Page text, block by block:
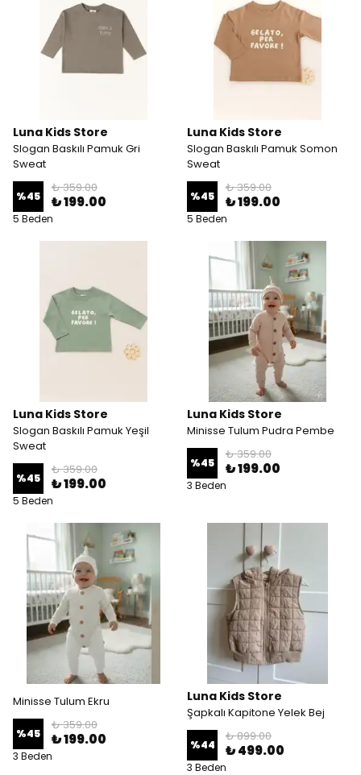
Luna Kids Store
Slogan Baskılı Pamuk Gri
Sweat
%45
₺ 359.00
₺ 199.00
5 Beden
Luna Kids Store
Slogan Baskılı Pamuk Somon
Sweat
%45
₺ 359.00
₺ 199.00
5 Beden
Luna Kids Store
Slogan Baskılı Pamuk Yeşil
Sweat
%45
₺ 359.00
₺ 199.00
5 Beden
Luna Kids Store
Minisse Tulum Pudra Pembe
%45
₺ 359.00
₺ 199.00
3 Beden
Minisse Tulum Ekru
%45
₺ 359.00
₺ 199.00
3 Beden
Luna Kids Store
Şapkalı Kapitone Yelek Bej
%44
₺ 899.00
₺ 499.00
3 Beden